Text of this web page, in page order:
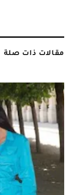
مقالات ذات صلة